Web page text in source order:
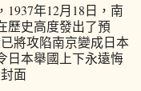
年12月18日，南
歷史高度發出了預
將攻陷南京變成日本
本舉國上下永遠悔
面